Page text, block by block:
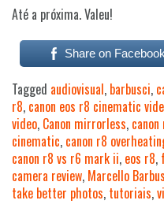
Até a próxima. Valeu!
Share on Facebook
Tagged audiovisual, barbusci,
r8, canon eos r8 cinematic
video, Canon mirrorless,
cinematic, canon r8
canon r8 vs r6 mark ii, eos r8,
camera review, Marcello
take better photos, tutoriais,